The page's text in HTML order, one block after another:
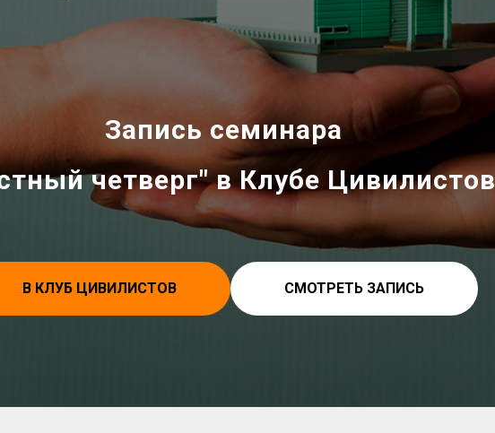
Запись семинара
четверг" в Клубе Цивилистов
В КЛУБ ЦИВИЛИСТОВ СМОТРЕТЬ ЗАПИСЬ